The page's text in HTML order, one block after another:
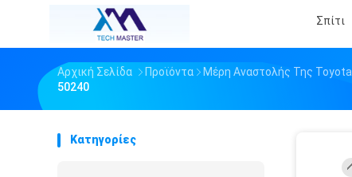
Σπίτι
Αρχική Σελίδα Προϊόντα Μέρη Αναστολής Της Toyota
50240
Κατηγορίες